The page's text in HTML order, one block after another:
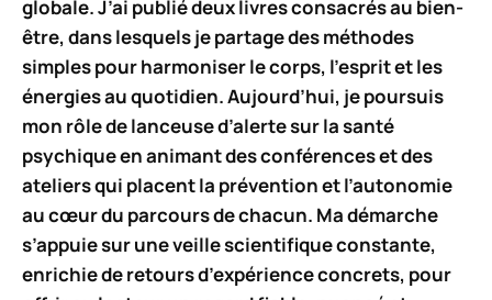
globale. J’ai publié deux livres consacrés au bien-
être, dans lesquels je partage des méthodes
simples pour harmoniser le corps, l’esprit et les
énergies au quotidien. Aujourd’hui, je poursuis
mon rôle de lanceuse d’alerte sur la santé
psychique en animant des conférences et des
ateliers qui placent la prévention et l’autonomie
au cœur du parcours de chacun. Ma démarche
s’appuie sur une veille scientifique constante,
enrichie de retours d’expérience concrets, pour